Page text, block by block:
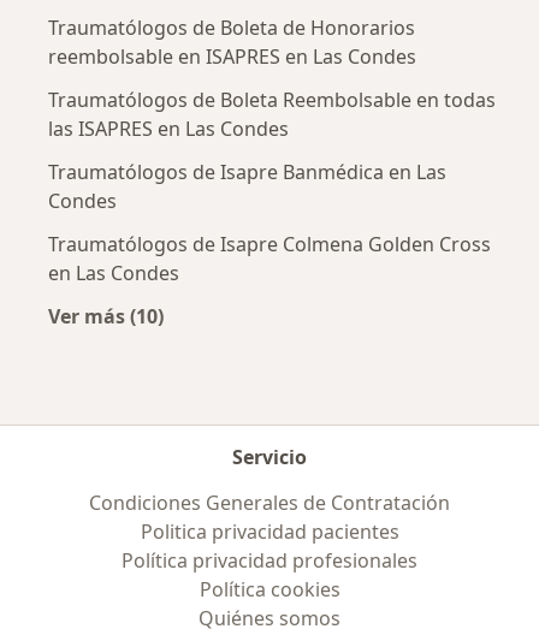
Traumatólogos de Boleta de Honorarios
reembolsable en ISAPRES en Las Condes
Traumatólogos de Boleta Reembolsable en todas
las ISAPRES en Las Condes
Traumatólogos de Isapre Banmédica en Las
Condes
Traumatólogos de Isapre Colmena Golden Cross
en Las Condes
Ver más (10)
Servicio
Condiciones Generales de Contratación
Politica privacidad pacientes
Política privacidad profesionales
Política cookies
Quiénes somos